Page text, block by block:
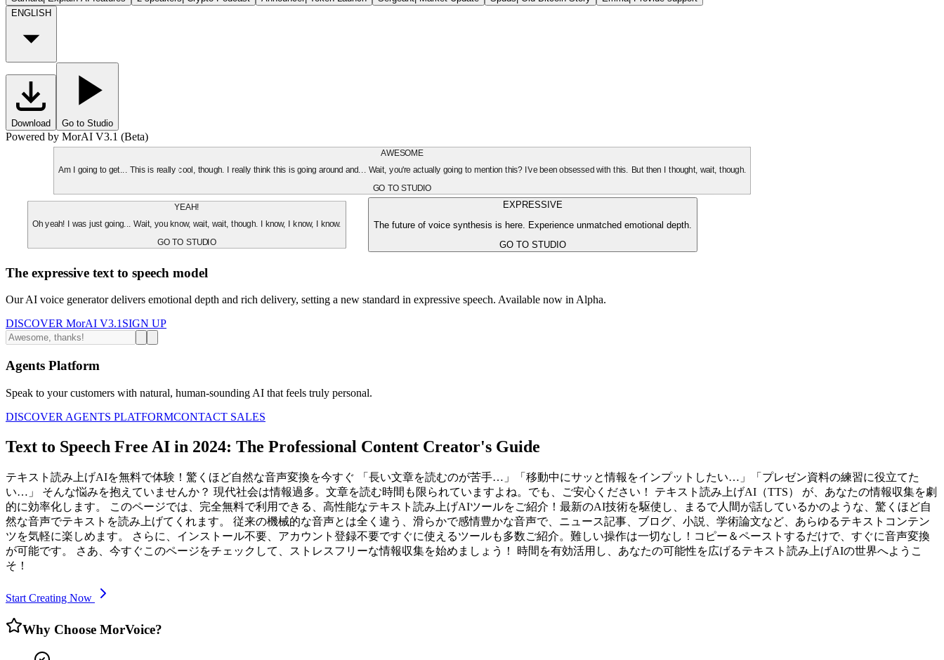
ENGLISH
Download Go to Studio
Powered by MorAI V3.1 (Beta)
AWESOME
Am I going to get... This is really cool, though. I really think this is going around and... Wait, you're actually going to mention this? I've been obsessed with this. But then I thought, wait, though.
GO TO STUDIO
YEAH!
Oh yeah! I was just going... Wait, you know, wait, wait, though. I know, I know, I know.
GO TO STUDIO
EXPRESSIVE
The future of voice synthesis is here. Experience unmatched emotional depth.
GO TO STUDIO
The expressive text to speech model
Our AI voice generator delivers emotional depth and rich delivery, setting a new standard in expressive speech. Available now in Alpha.
DISCOVER MorAI V3.1 SIGN UP
Agents Platform
Speak to your customers with natural, human-sounding AI that feels truly personal.
DISCOVER AGENTS PLATFORMCONTACT SALES
Text to Speech Free AI in 2024: The Professional Content Creator's Guide
テキスト読み上げAIを無料で体験！驚くほど自然な音声変換を今すぐ 「長い文章を読むのが苦手…」「移動中にサッと情報をインプットしたい…」「プレゼン資料の練習に役立てた
い…」 そんな悩みを抱えていませんか？ 現代社会は情報過多。文章を読む時間も限られていますよね。でも、ご安心ください！ テキスト読み上げAI（TTS） が、あなたの情報収集を劇
的に効率化します。 このページでは、完全無料で利用できる、高性能なテキスト読み上げAIツールをご紹介！最新のAI技術を駆使し、まるで人間が話しているかのような、驚くほど自
然な音声でテキストを読み上げてくれます。 従来の機械的な音声とは全く違う、滑らかで感情豊かな音声で、ニュース記事、ブログ、小説、学術論文など、あらゆるテキストコンテン
ツを気軽に楽しめます。 さらに、インストール不要、アカウント登録不要ですぐに使えるツールも多数ご紹介。難しい操作は一切なし！コピー＆ペーストするだけで、すぐに音声変換
が可能です。 さあ、今すぐこのページをチェックして、ストレスフリーな情報収集を始めましょう！ 時間を有効活用し、あなたの可能性を広げるテキスト読み上げAIの世界へようこ
そ！
Start Creating Now
Why Choose MorVoice?